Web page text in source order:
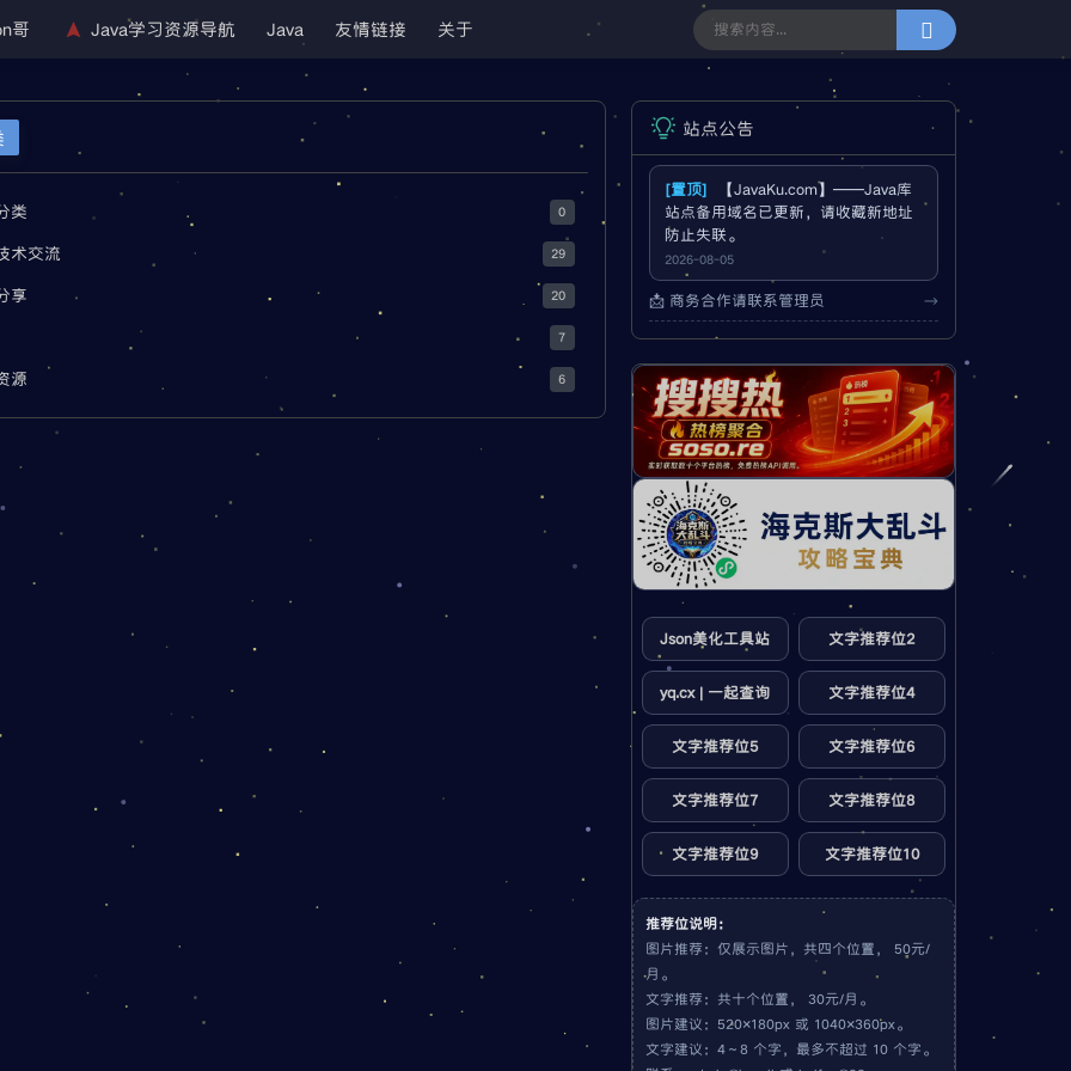
哥 Java学习资源导航 Java 友情链接 关于
类 0
术交流 29
享 20
7
源 6
站点公告
[置顶]
【JavaKu.com】——Java库
站点备用域名已更新，请收藏新地址
防止失联。
2026-08-05
📩 商务合作请联系管理员 →
Json美化工具站 文字推荐位2
yq.cx | 一起查询 文字推荐位4
文字推荐位5 文字推荐位6
文字推荐位7 文字推荐位8
文字推荐位9 文字推荐位10
推荐位说明：
图片推荐：仅展示图片，共四个位置， 50元/
月。
文字推荐：共十个位置， 30元/月。
图片建议：520×180px 或 1040×360px。
文字建议：4～8 个字，最多不超过 10 个字。